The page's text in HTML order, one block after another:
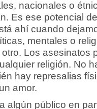
nacionales o
Es ese potencial
ahí cuando
mentales o
Los asesinatos
religión. No
hay represalias
amor.
algún público en